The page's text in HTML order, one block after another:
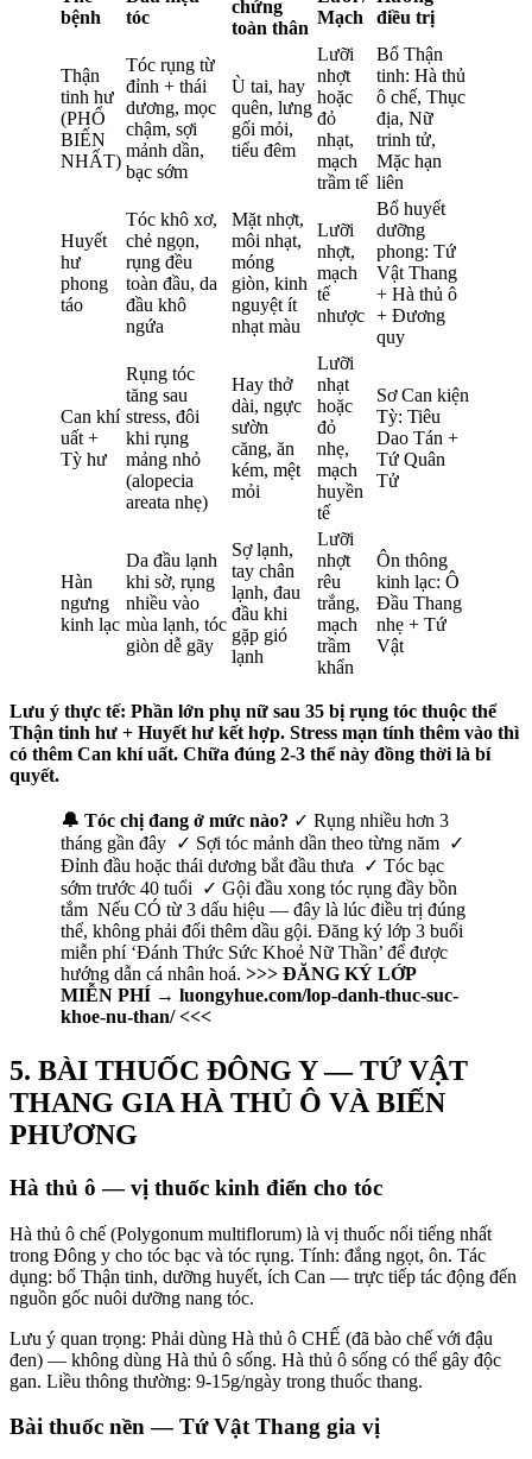
bệnh
tóc
chứng
toàn thân
Mạch
điều trị
Thận
tinh hư
(PHỔ
BIẾN
NHẤT)
Tóc rụng từ
đỉnh + thái
dương, mọc
chậm, sợi
mảnh dần,
bạc sớm
Ù tai, hay
quên, lưng
gối mỏi,
tiểu đêm
Lưỡi
nhợt
hoặc
đỏ
nhạt,
mạch
trầm tế
Bổ Thận
tinh: Hà thủ
ô chế, Thục
địa, Nữ
trinh tử,
Mặc hạn
liên
Huyết
hư
phong
táo
Tóc khô xơ,
chẻ ngọn,
rụng đều
toàn đầu, da
đầu khô
ngứa
Mặt nhợt,
môi nhạt,
móng
giòn, kinh
nguyệt ít
nhạt màu
Lưỡi
nhợt,
mạch
tế
nhược
Bổ huyết
dưỡng
phong: Tứ
Vật Thang
+ Hà thủ ô
+ Đương
quy
Can khí
uất +
Tỳ hư
Rụng tóc
tăng sau
stress, đôi
khi rụng
mảng nhỏ
(alopecia
areata nhẹ)
Hay thở
dài, ngực
sườn
căng, ăn
kém, mệt
mỏi
Lưỡi
nhạt
hoặc
đỏ
nhẹ,
mạch
huyền
tế
Sơ Can kiện
Tỳ: Tiêu
Dao Tán +
Tứ Quân
Tử
Hàn
ngưng
kinh lạc
Da đầu lạnh
khi sờ, rụng
nhiều vào
mùa lạnh, tóc
giòn dễ gãy
Sợ lạnh,
tay chân
lạnh, đau
đầu khi
gặp gió
lạnh
Lưỡi
nhợt
rêu
trắng,
mạch
trầm
khẩn
Ôn thông
kinh lạc: Ô
Đầu Thang
nhẹ + Tứ
Vật
Lưu ý thực tế: Phần lớn phụ nữ sau 35 bị rụng tóc thuộc thể
Thận tinh hư + Huyết hư kết hợp. Stress mạn tính thêm vào thì
có thêm Can khí uất. Chữa đúng 2-3 thể này đồng thời là bí
quyết.
🔔 Tóc chị đang ở mức nào? ✓ Rụng nhiều hơn 3
tháng gần đây ✓ Sợi tóc mảnh dần theo từng năm ✓
Đỉnh đầu hoặc thái dương bắt đầu thưa ✓ Tóc bạc
sớm trước 40 tuổi ✓ Gội đầu xong tóc rụng đầy bồn
tắm Nếu CÓ từ 3 dấu hiệu — đây là lúc điều trị đúng
thể, không phải đổi thêm dầu gội. Đăng ký lớp 3 buổi
miễn phí ‘Đánh Thức Sức Khoẻ Nữ Thần’ để được
hướng dẫn cá nhân hoá. >>> ĐĂNG KÝ LỚP
MIỄN PHÍ → luongyhue.com/lop-danh-thuc-suc-
khoe-nu-than/ <<<
5. BÀI THUỐC ĐÔNG Y — TỨ VẬT
THANG GIA HÀ THỦ Ô VÀ BIẾN
PHƯƠNG
Hà thủ ô — vị thuốc kinh điển cho tóc
Hà thủ ô chế (Polygonum multiflorum) là vị thuốc nổi tiếng nhất
trong Đông y cho tóc bạc và tóc rụng. Tính: đắng ngọt, ôn. Tác
dụng: bổ Thận tinh, dưỡng huyết, ích Can — trực tiếp tác động đến
nguồn gốc nuôi dưỡng nang tóc.
Lưu ý quan trọng: Phải dùng Hà thủ ô CHẾ (đã bào chế với đậu
đen) — không dùng Hà thủ ô sống. Hà thủ ô sống có thể gây độc
gan. Liều thông thường: 9-15g/ngày trong thuốc thang.
Bài thuốc nền — Tứ Vật Thang gia vị